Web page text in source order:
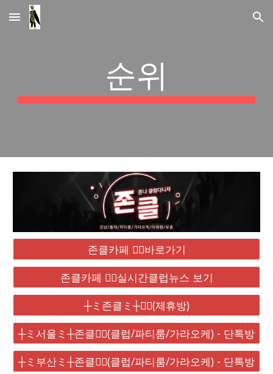
Skip to main content Skip to navigation
순위
존클카페 ❤️‍🔥바로가기
존클카페 ❤️‍🔥실시간클럽뉴스 보기
┼ミ존클ミ┼❤️‍🔥(제휴방)
┼ミ서울ミ┼존클❤️‍🔥(클럽/파티룸/가라오케) - 단톡방
┼ミ부산ミ┼존클❤️‍🔥(클럽/파티룸/가라오케) - 단톡방